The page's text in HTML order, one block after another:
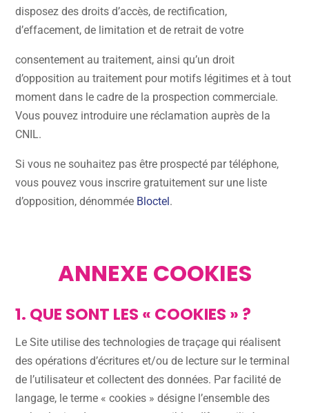
disposez des droits d’accès, de rectification,
d’effacement, de limitation et de retrait de votre
consentement au traitement, ainsi qu’un droit
d’opposition au traitement pour motifs légitimes et à tout
moment dans le cadre de la prospection commerciale.
Vous pouvez introduire une réclamation auprès de la
CNIL.
Si vous ne souhaitez pas être prospecté par téléphone,
vous pouvez vous inscrire gratuitement sur une liste
d’opposition, dénommée Bloctel.
ANNEXE COOKIES
1. QUE SONT LES « COOKIES » ?
Le Site utilise des technologies de traçage qui réalisent
des opérations d’écritures et/ou de lecture sur le terminal
de l’utilisateur et collectent des données. Par facilité de
langage, le terme « cookies » désigne l’ensemble des